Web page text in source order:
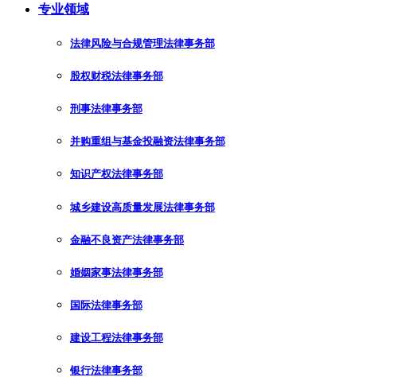
专业领域
法律风险与合规管理法律事务部
股权财税法律事务部
刑事法律事务部
并购重组与基金投融资法律事务部
知识产权法律事务部
城乡建设高质量发展法律事务部
金融不良资产法律事务部
婚姻家事法律事务部
国际法律事务部
建设工程法律事务部
银行法律事务部